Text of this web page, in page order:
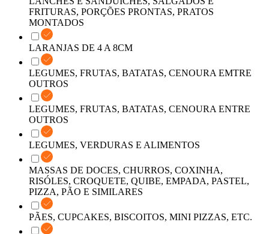
FRITURAS, PORÇÕES PRONTAS, PRATOS
MONTADOS
LARANJAS DE 4 A 8CM
LEGUMES, FRUTAS, BATATAS, CENOURA EMTRE
OUTROS
LEGUMES, FRUTAS, BATATAS, CENOURA ENTRE
OUTROS
LEGUMES, VERDURAS E ALIMENTOS
MASSAS DE DOCES, CHURROS, COXINHA,
RISÓLES, CROQUETE, QUIBE, EMPADA, PASTEL,
PIZZA, PÃO E SIMILARES
PÃES, CUPCAKES, BISCOITOS, MINI PIZZAS, ETC.